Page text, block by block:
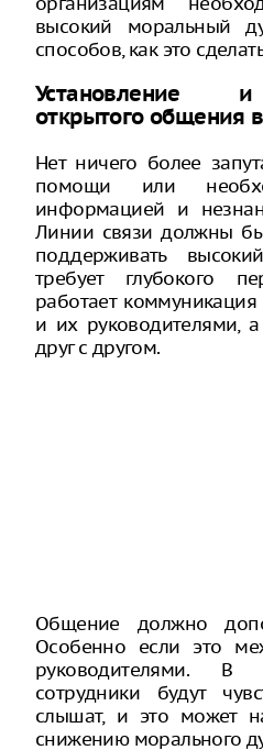
высокий моральный
способов, как это
Установление
открытого общения
Нет ничего более
помощи или
информацией и
Линии связи должны
поддерживать
требует глубокого
работает
и их руководителями,
друг с другом.
Общение должно
Особенно если это
руководителями. В
сотрудники будут
слышат, и это может
снижению морального